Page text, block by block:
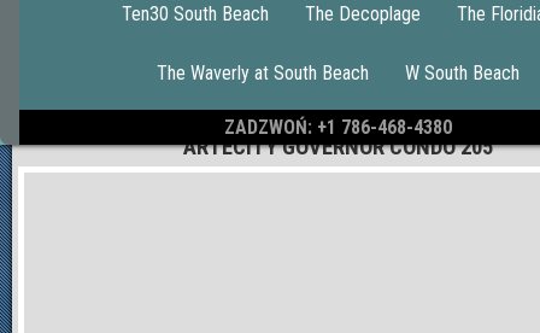
Ten30 South Beach The Decoplage The
The Waverly at South Beach W South Beach
ZADZWOŃ: +1 786-468-4380
1
ARTECITY GOVERNOR CONDO 205